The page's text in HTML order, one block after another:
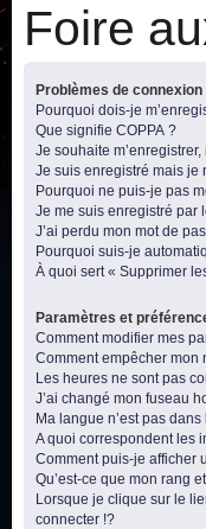
Foire
Problèmes de
Pourquoi dois-je
Que signifie COPPA ?
Je souhaite
Je suis enregistré mais je
Pourquoi ne puis-je pas
Je me suis enregistré par
J’ai perdu mon mot de
Pourquoi suis-je
À quoi sert « Supprimer
Paramètres et
Comment modifier mes
Comment empêcher mon
Les heures ne sont pas
J’ai changé mon fuseau
Ma langue n’est pas dans
A quoi correspondent les
Comment puis-je afficher
Qu’est-ce que mon rang
Lorsque je clique sur le
connecter !?